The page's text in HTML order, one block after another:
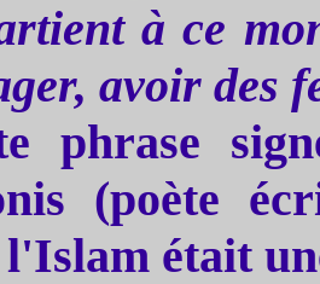
à ce
avoir des
phrase
(poète
l'Islam était